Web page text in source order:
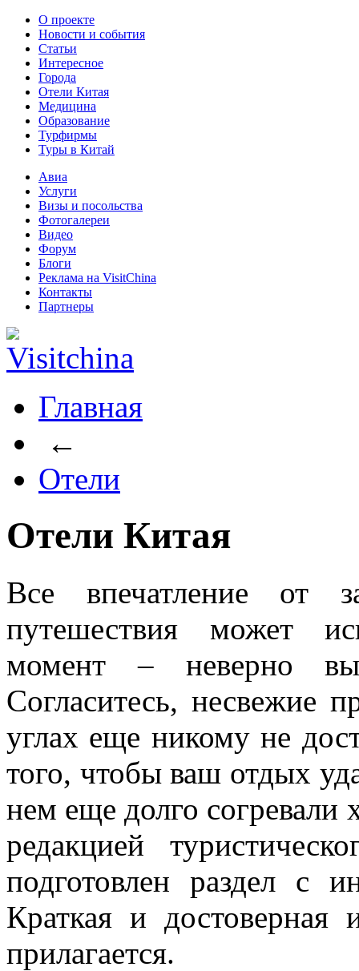
О проекте
Новости и события
Статьи
Интересное
Города
Отели Китая
Медицина
Образование
Турфирмы
Туры в Китай
Авиа
Услуги
Визы и посольства
Фотогалереи
Видео
Форум
Блоги
Реклама на VisitChina
Контакты
Партнеры
Главная
←
Отели
Отели Китая
Все впечатление от
путешествия может
момент – неверно
Согласитесь, несвежие
углах еще никому не
того, чтобы ваш отдых
нем еще долго
редакцией
подготовлен раздел с
Краткая и
прилагается.